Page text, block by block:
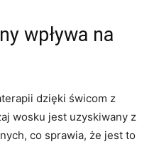
wpływa ‌na
dzięki świcom z
wosku jest‌ uzyskiwany z
co sprawia, że ​jest ‌to⁣